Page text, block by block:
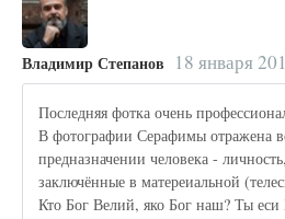
Владимир Степанов 18 января
Последняя фотка очень
В фотографии Серафимы отражена
предназначении человека -
заключённые в матереиальной
Кто Бог Велий, яко Бог наш? Ты еси